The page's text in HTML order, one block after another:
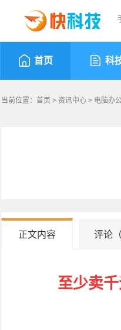
首页 科
当前位置： 首页 > 资讯中心 > 电脑办
正文内容 评论（
至少卖